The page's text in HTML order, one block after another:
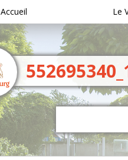
Accueil Le